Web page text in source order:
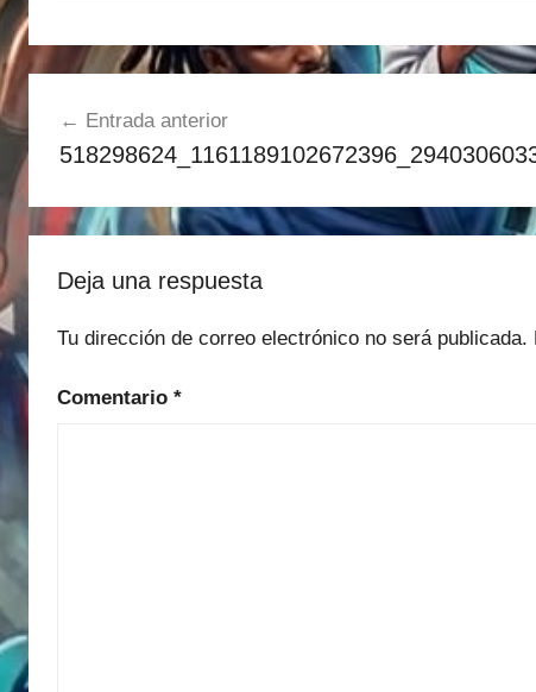
de
Entrada anterior
Deja una respuesta
Tu dirección de correo electrónico no será publicada.
Comentario *